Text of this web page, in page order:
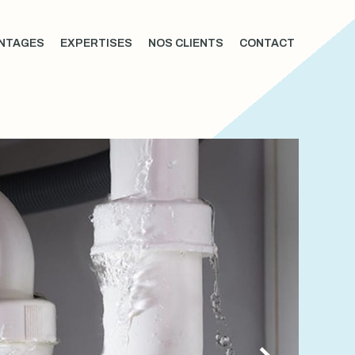
EXPERTISES NOS CLIENTS CONTACT